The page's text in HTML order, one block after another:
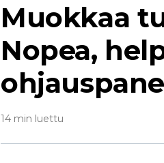
Muokkaa
Nopea,
14 min luettu